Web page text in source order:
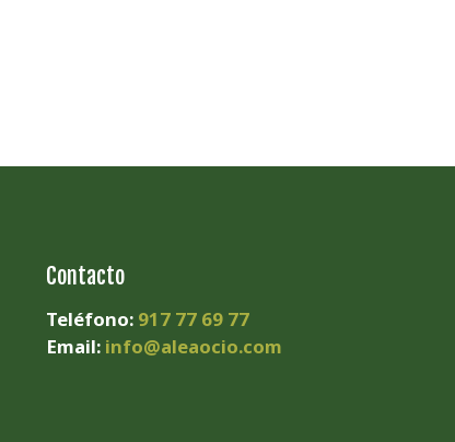
Contacto
Teléfono: 917 77 69 77
Email: info@aleaocio.com